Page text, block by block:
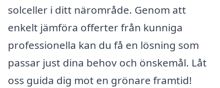
solceller i ditt närområde. Genom att
enkelt jämföra offerter från kunniga
professionella kan du få en lösning som
passar just dina behov och önskemål. Låt
oss guida dig mot en grönare framtid!